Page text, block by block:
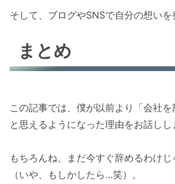
そして、ブログやSNSで自分の想いを
まとめ
この記事では、僕が以前より「会社を
と思えるようになった理由をお話しし
もちろんね、まだ今すぐ辞めるわけ
（いや、もしかしたら…笑）。